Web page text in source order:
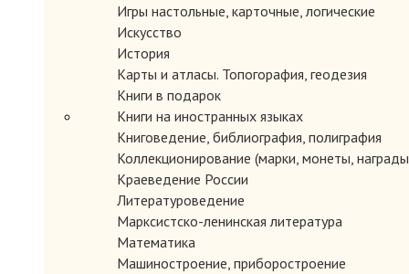
Игры настольные, карточные, логические
Искусство
История
Карты и атласы. Топогорафия, геодезия
Книги в подарок
Книги на иностранных языках
Книговедение, библиография, полиграфия
Коллекционирование (марки, монеты,
Краеведение России
Литературоведение
Марксистско-ленинская литература
Математика
Машиностроение, приборостроение